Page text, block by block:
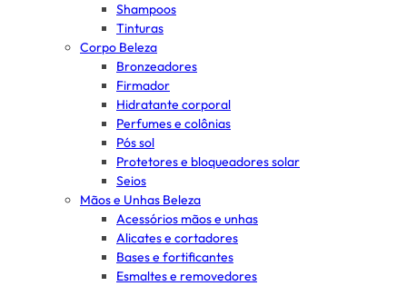
Shampoos
Tinturas
Corpo Beleza
Bronzeadores
Firmador
Hidratante corporal
Perfumes e colônias
Pós sol
Protetores e bloqueadores solar
Seios
Mãos e Unhas Beleza
Acessórios mãos e unhas
Alicates e cortadores
Bases e fortificantes
Esmaltes e removedores